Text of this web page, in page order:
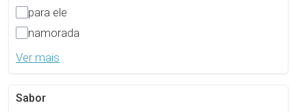
para ele
namorada
Ver mais
Sabor